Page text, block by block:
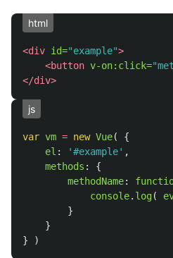
html
<div id="example">
<button v-on:click=
</div>
js
var vm = new Vue(
{
el : '#example' ,
methods :
{
methodName:
console. log(
}
}
}
)